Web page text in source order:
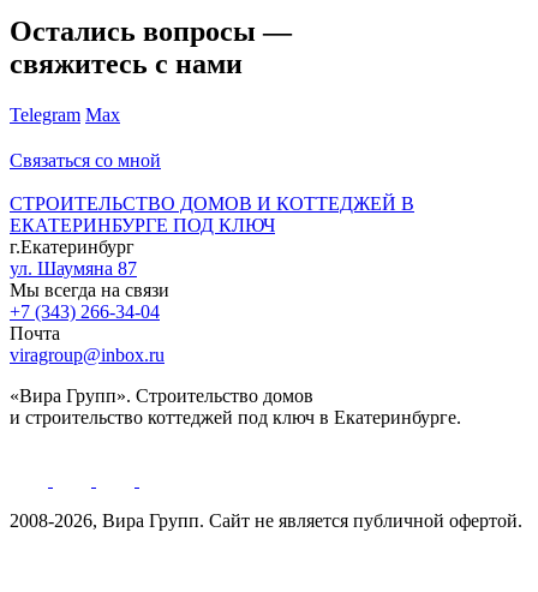
Остались вопросы —
свяжитесь с нами
Telegram Max
Связаться со мной
СТРОИТЕЛЬСТВО ДОМОВ И КОТТЕДЖЕЙ В
ЕКАТЕРИНБУРГЕ ПОД КЛЮЧ
г.Екатеринбург
ул. Шаумяна 87
Мы всегда на связи
+7 (343) 266-34-04
Почта
viragroup@inbox.ru
«Вира Групп». Строительство домов
и строительство коттеджей под ключ в Екатеринбурге.
2008-2026, Вира Групп. Cайт не является публичной офертой.